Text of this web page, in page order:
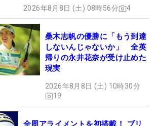
2026年8月8日 (土) 08時56分 4
桑木志帆の優勝に「もう到達
しないんじゃないか」 全英
帰りの永井花奈が受け止めた
現実
2026年8月8日 (土) 10時30分
19
全周アライメントを初搭載！ ブリ